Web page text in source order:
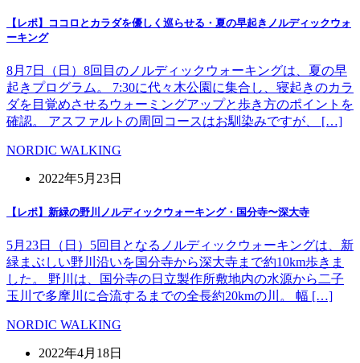
【レポ】ココロとカラダを優しく巡らせる・夏の早起きノルディックウォ
ーキング
8月7日（日）8回目のノルディックウォーキングは、夏の早
起きプログラム。 7:30に代々木公園に集合し、寝起きのカラ
ダを目覚めさせるウォーミングアップと歩き方のポイントを
確認。 アスファルトの周回コースはお馴染みですが、 […]
NORDIC WALKING
2022年5月23日
【レポ】新緑の野川ノルディックウォーキング・国分寺〜深大寺
5月23日（日）5回目となるノルディックウォーキングは、新
緑まぶしい野川沿いを国分寺から深大寺まで約10km歩きま
した。 野川は、国分寺の日立製作所敷地内の水源から二子
玉川で多摩川に合流するまでの全長約20kmの川。 幅 […]
NORDIC WALKING
2022年4月18日